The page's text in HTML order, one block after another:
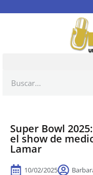
Super Bowl
el show de
Lamar
10/02/2025